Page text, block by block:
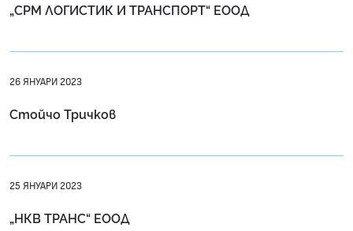
„СРМ ЛОГИСТИК И ТРАНСПОРТ“ ЕООД
26 ЯНУАРИ 2023
Стойчо Тричков
25 ЯНУАРИ 2023
„НКВ ТРАНС“ ЕООД